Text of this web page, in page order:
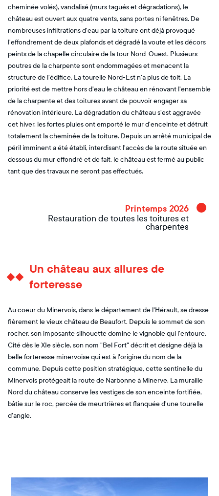
cheminée volés), vandalisé (murs tagués et dégradations), le
château est ouvert aux quatre vents, sans portes ni fenêtres. De
nombreuses infiltrations d'eau par la toiture ont déjà provoqué
l'effondrement de deux plafonds et dégradé la voute et les décors
peints de la chapelle circulaire de la tour Nord-Ouest. Plusieurs
poutres de la charpente sont endommagées et menacent la
structure de l'édifice. La tourelle Nord-Est n'a plus de toit. La
priorité est de mettre hors d'eau le château en rénovant l'ensemble
de la charpente et des toitures avant de pouvoir engager sa
rénovation intérieure. La dégradation du château s'est aggravée
cet hiver, les fortes pluies ont emporté le mur d'enceinte et détruit
totalement la cheminée de la toiture. Depuis un arrêté municipal de
péril imminent a été établi, interdisant l'accès de la route située en
dessous du mur effondré et de fait, le château est fermé au public
tant que des travaux ne seront pas effectués.
Printemps 2026
Restauration de toutes les toitures et
charpentes
Un château aux allures de
forteresse
Au coeur du Minervois, dans le département de l'Hérault, se dresse
fièrement le vieux château de Beaufort. Depuis le sommet de son
rocher, son imposante silhouette domine le vignoble qui l'entoure.
Cité dès le XIe siècle, son nom "Bel Fort" décrit et désigne déjà la
belle forteresse minervoise qui est à l'origine du nom de la
commune. Depuis cette position stratégique, cette sentinelle du
Minervois protégeait la route de Narbonne à Minerve. La muraille
Nord du château conserve les vestiges de son enceinte fortifiée,
bâtie sur le roc, percée de meurtrières et flanquée d'une tourelle
d'angle.